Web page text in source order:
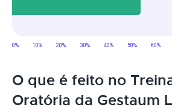
O que é feito no
Oratória da Gestaum